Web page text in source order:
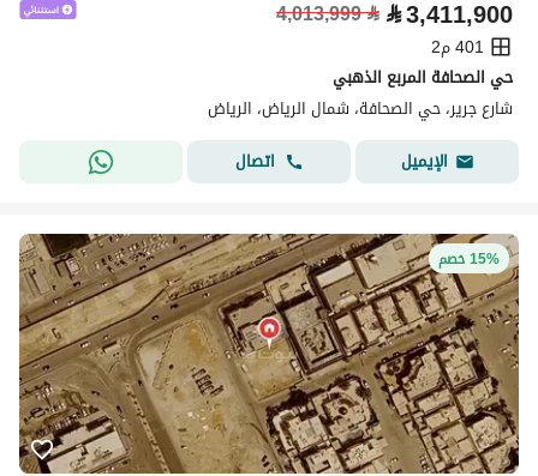
⃁3,411,900
⃁
4,013,999
401 م2
حي الصحافة المربع الذهبي
شارع جرير، حي الصحافة، شمال الرياض، الرياض
الإيميل
اتصال
15% خصم